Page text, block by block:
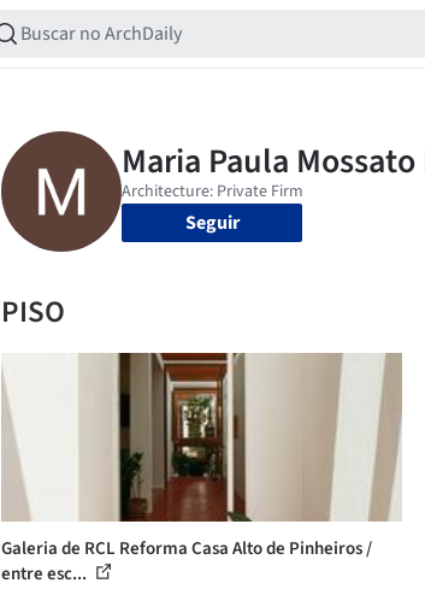
Seguir
PISO
Galeria de RCL Reforma Casa Alto de Pinheiros /
entre esc...